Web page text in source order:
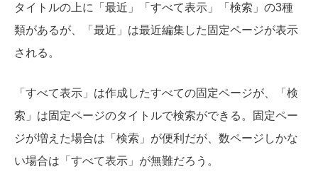
タイトルの上に「最近」「すべて表示」「検索」の3種
類があるが、「最近」は最近編集した固定ページが表示
される。
「すべて表示」は作成したすべての固定ページが、「検
索」は固定ページのタイトルで検索ができる。固定ペー
ジが増えた場合は「検索」が便利だが、数ページしかな
い場合は「すべて表示」が無難だろう。